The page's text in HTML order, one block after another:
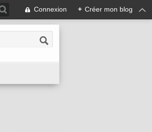
Connexion + Créer mon blog